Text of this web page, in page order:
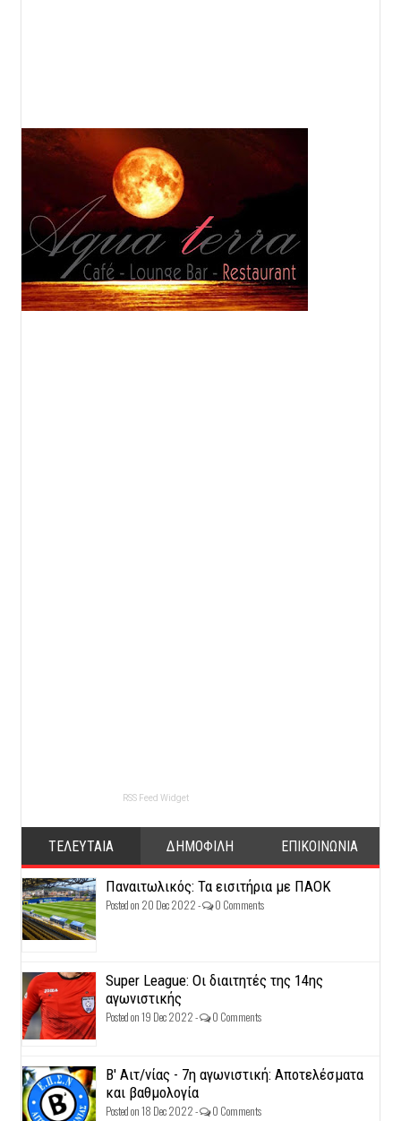
RSS Feed Widget
ΤΕΛΕΥΤΑΙΑ ΔΗΜΟΦΙΛΗ ΕΠΙΚΟΙΝΩΝΙΑ
Παναιτωλικός: Τα εισιτήρια με ΠΑΟΚ
Posted on 20 Dec 2022 - 0 Comments
Super League: Οι διαιτητές της 14ης
αγωνιστικής
Posted on 19 Dec 2022 - 0 Comments
Β' Αιτ/νίας - 7η αγωνιστική: Αποτελέσματα
και βαθμολογία
Posted on 18 Dec 2022 - 0 Comments